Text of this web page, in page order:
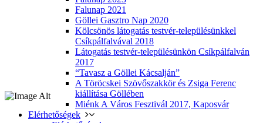
Falunap 2021
Göllei Gasztro Nap 2020
Kölcsönös látogatás testvér-településünkkel
Csíkpálfalvával 2018
Látogatás testvér-településünkön Csíkpálfalván
2017
“Tavasz a Göllei Kácsalján”
A Töröcskei Szövőszakkör és Zsiga Ferenc
kiállítása Göllében
Miénk A Város Fesztivál 2017, Kaposvár
Elérhetőségek